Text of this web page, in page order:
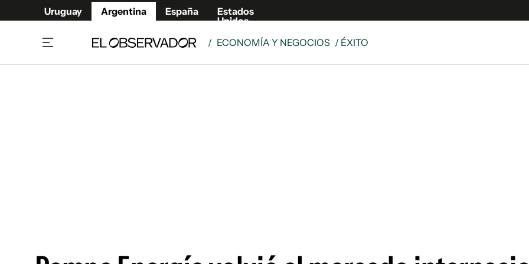
Uruguay Argentina España
Estados
Unidos
/ ECONOMÍA Y NEGOCIOS / ÉXITO